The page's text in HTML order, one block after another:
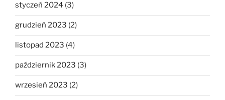
styczeń 2024 (3)
grudzień 2023 (2)
listopad 2023 (4)
październik 2023 (3)
wrzesień 2023 (2)